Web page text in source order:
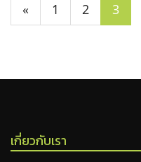
« 1 2 3
เกี่ยวกับเรา